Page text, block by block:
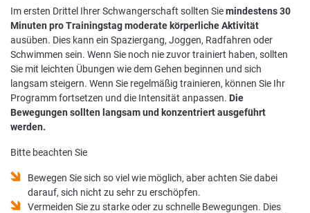
Im ersten Drittel Ihrer Schwangerschaft sollten Siemindestens 30
Minuten pro Trainingstag moderate körperliche Aktivität
ausüben. Dies kann ein Spaziergang, Joggen, Radfahren oder
Schwimmen sein. Wenn Sie noch nie zuvor trainiert haben, sollten
Sie mit leichten Übungen wie dem Gehen beginnen und sich
langsam steigern. Wenn Sie regelmäßig trainieren, können Sie Ihr
Programm fortsetzen und die Intensität anpassen. Die
Bewegungen sollten langsam und konzentriert ausgeführt
werden.
Bitte beachten Sie
Bewegen Sie sich so viel wie möglich, aber achten Sie dabei
darauf, sich nicht zu sehr zu erschöpfen.
Vermeiden Sie zu starke oder zu schnelle Bewegungen. Dies